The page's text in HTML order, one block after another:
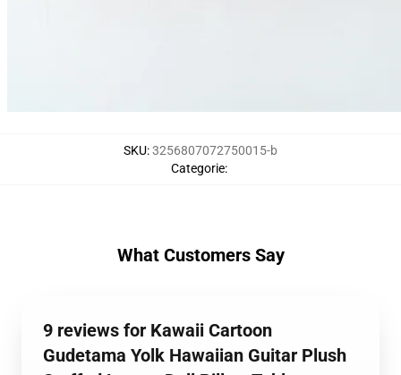
SKU:3256807072750015-b
Categorie:
What Customers Say
9 reviews for Kawaii Cartoon
Gudetama Yolk Hawaiian Guitar Plush